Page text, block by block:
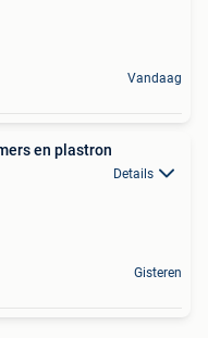
Vandaag
en plastron
Details
Gisteren